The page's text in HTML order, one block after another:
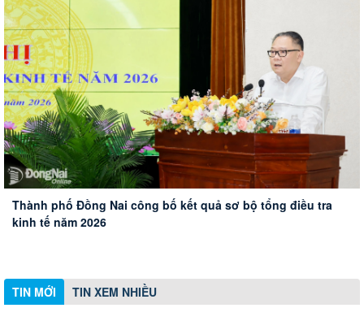
TIN MỚI TIN XEM NHIỀU
Tháo gỡ những khó khăn, vướng mắc trong công tác khám
Thuế thành phố Đồng Nai triển khai tạm hoãn xuất cảnh
Thành phố Đồng Nai công bố kết quả sơ bộ tổng điều tra
kinh tế năm 2026
Tiếp tục đẩy mạnh các giải pháp để ngăn chặn, đẩy lùi tội
phạm, tệ nạn ma túy